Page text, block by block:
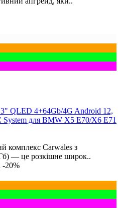
QLED 4+64Gb/4G Android 12,
System для BMW X5 E70/X6 E71
комплекс Carwales з
— це розкішне широк..
-20%